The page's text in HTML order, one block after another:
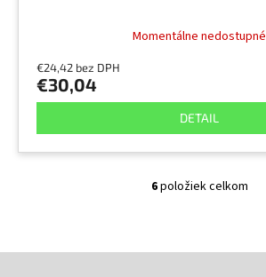
Momentálne nedostupné
€24,42 bez DPH
€30,04
DETAIL
O
6položiek celkom